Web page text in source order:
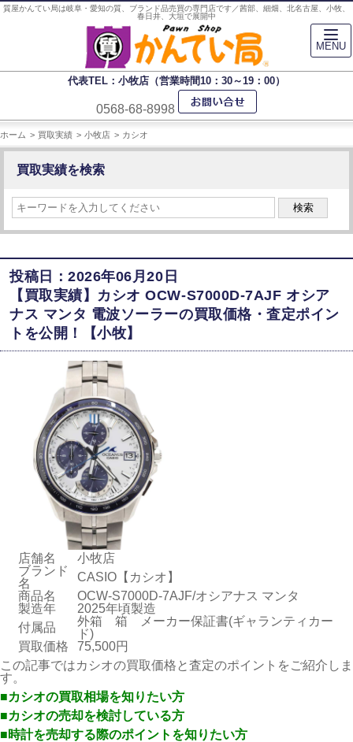
質屋かんてい局は岐阜・愛知の質、ブランド品売買の専門店です／茜部、細畑、北名古屋、小牧、
春日井、大垣で展開中
代表TEL：小牧店（営業時間10：30～19：00）
0568-68-8998
ホーム 買取実績 小牧店 カシオ
買取実績を検索
検索
投稿日：2026年06月20日
【買取実績】カシオ OCW-S7000D-7AJF オシア
ナス マンタ 電波ソーラーの買取価格・査定ポイン
トを公開！【小牧】
店舗名
小牧店
ブランド
名
CASIO【カシオ】
商品名
OCW-S7000D-7AJF/オシアナス マンタ
製造年
2025年頃製造
付属品
外箱 箱 メーカー保証書(ギャランティカー
ド)
買取価格
75,500円
この記事ではカシオの買取価格と査定のポイントをご紹介しま
す。
■カシオの買取相場を知りたい方
■カシオの売却を検討している方
■時計を売却する際のポイントを知りたい方
MENU